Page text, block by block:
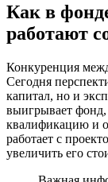
Как в
работают
Конкуренция
Сегодня
капитал, но и
выигрывает фонд,
квалификацию и
работает с
увеличить его